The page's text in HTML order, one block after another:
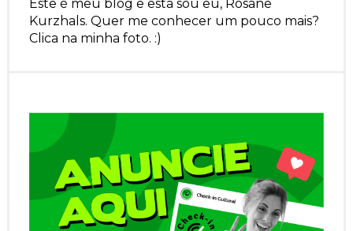
Este é meu blog e esta sou eu, Rosane
Kurzhals. Quer me conhecer um pouco mais?
Clica na minha foto. :)